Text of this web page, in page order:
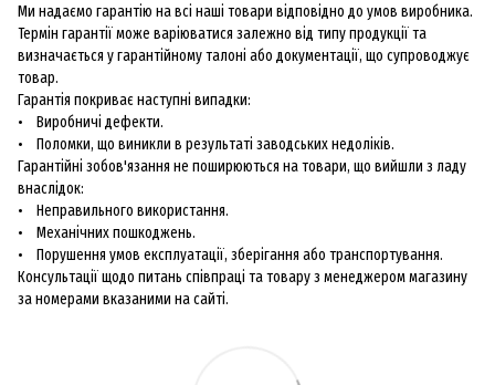
Ми надаємо гарантію на всі наші товари відповідно до умов виробника.
Термін гарантії може варіюватися залежно від типу продукції та
визначається у гарантійному талоні або документації, що супроводжує
товар.
Гарантія покриває наступні випадки:
• Виробничі дефекти.
• Поломки, що виникли в результаті заводських недоліків.
Гарантійні зобов'язання не поширюються на товари, що вийшли з ладу
внаслідок:
• Неправильного використання.
• Механічних пошкоджень.
• Порушення умов експлуатації, зберігання або транспортування.
Консультації щодо питань співпраці та товару з менеджером магазину
за номерами вказаними на сайті.